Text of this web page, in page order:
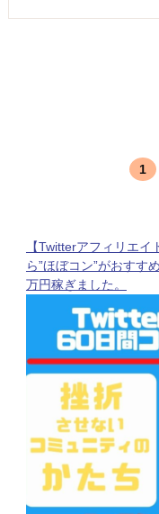
1
【Twitterアフィリエ
ら”ほぼコン”がおすす
万円稼ぎました。